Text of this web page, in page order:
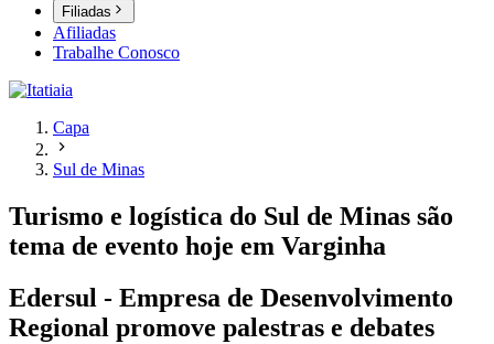
Filiadas
Afiliadas
Trabalhe Conosco
Capa
Sul de Minas
Turismo e logística do Sul de Minas são
tema de evento hoje em Varginha
Edersul - Empresa de Desenvolvimento
Regional promove palestras e debates